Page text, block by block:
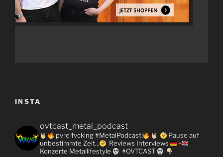
INSTA
ovtcast_metal_podcast
pvre fvcking #MetalPodcast!
Pause auf
unbestimmte Zeit...
Reviews Interviews
+
Konzerte Metallifestyle #OVTCAST